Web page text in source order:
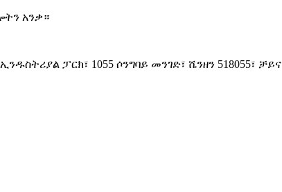
አንቃ።
ፓርክ፣ 1055 ሶንግባይ መንገድ፣ ሼንዘን 518055፣ ቻይና